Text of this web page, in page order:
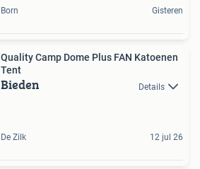
Born Gisteren
Quality Camp Dome Plus FAN Katoenen
Tent
Bieden Details
De Zilk 12 jul 26